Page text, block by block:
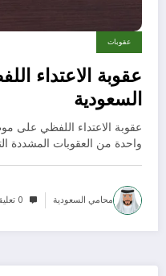
عقوبات
عقوبة الاعتداء
السعودية
عقوبة الاعتداء اللفظي على
واحدة من العقوبات المشددة
محامي السعودية 0 تعليقات